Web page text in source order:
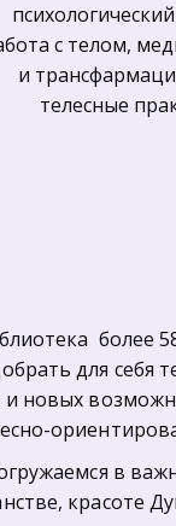
с телом,
и
телесные
более
для себя
и новых
в
красоте